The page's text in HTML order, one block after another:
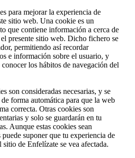
para mejorar la experiencia de
sitio web. Una cookie es un
que contiene información a cerca de
presente sitio web. Dicho fichero se
permitiendo así recordar
e información sobre el usuario, y
los hábitos de navegación del
son consideradas necesarias, y se
forma automática para que la web
correcta. Otras cookies son
y solo se guardarán en tu
Aunque estas cookies sean
suponer que tu experiencia de
sitio de Enfelízate se vea afectada.